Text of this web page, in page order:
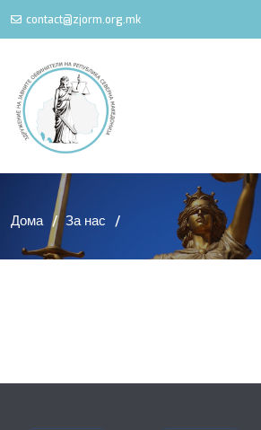
contact@zjorm.org.mk
Дома За нас